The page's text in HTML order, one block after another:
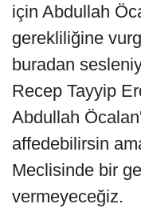
için Abdullah
gerekliliğine
buradan
Recep Tayyip
Abdullah
affedebilirsin
Meclisinde bir
vermeyeceğiz.